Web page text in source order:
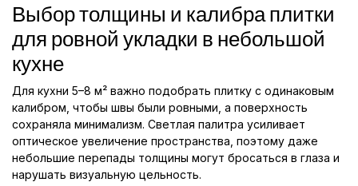
Выбор толщины и калибра плитки
для ровной укладки в небольшой
кухне
Для кухни 5–8 м² важно подобрать плитку с одинаковым
калибром, чтобы швы были ровными, а поверхность
сохраняла минимализм. Светлая палитра усиливает
оптическое увеличение пространства, поэтому даже
небольшие перепады толщины могут бросаться в глаза и
нарушать визуальную цельность.